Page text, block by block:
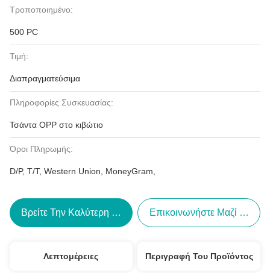
Τροποποιημένο:
500 PC
Τιμή:
Διαπραγματεύσιμα
Πληροφορίες Συσκευασίας:
Τσάντα OPP στο κιβώτιο
Όροι Πληρωμής:
D/P, T/T, Western Union, MoneyGram,
Βρείτε Την Καλύτερη Τιμή Επικοινωνήστε Μαζί Μας
Λεπτομέρειες Περιγραφή Του Προϊόντος